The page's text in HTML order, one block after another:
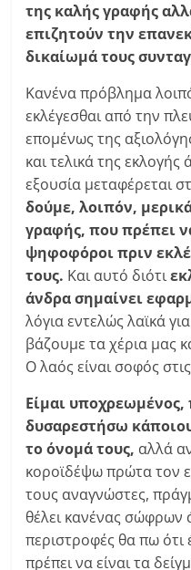
της καλής γραφής
επιζητούν την
δικαίωμά τους
Κανένα πρόβλημα
εκλέγεσθαι από την
επομένως της
και τελικά της
εξουσία μεταφέρεται
δούμε, λοιπόν,
γραφής, που πρέπει
ψηφοφόροι πριν
τους. Και αυτό διότι
άνδρα σημαίνει
λόγια εντελώς λαϊκά
βάζουμε τα χέρια μας
Ο λαός είναι σοφός
Είμαι υποχρεωμένος,
δυσαρεστήσω
το όνομά τους, αλλά
κοροϊδέψω πρώτα τον
τους αναγνώστες,
θέλει κανένας
περιστροφές θα πω ότι
πρέπει να είναι τα